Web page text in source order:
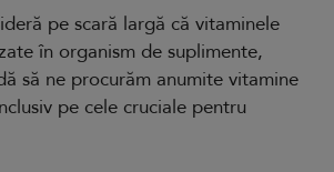
pe scară largă că vitaminele
în organism de suplimente,
să ne procurăm anumite vitamine
pe cele cruciale pentru